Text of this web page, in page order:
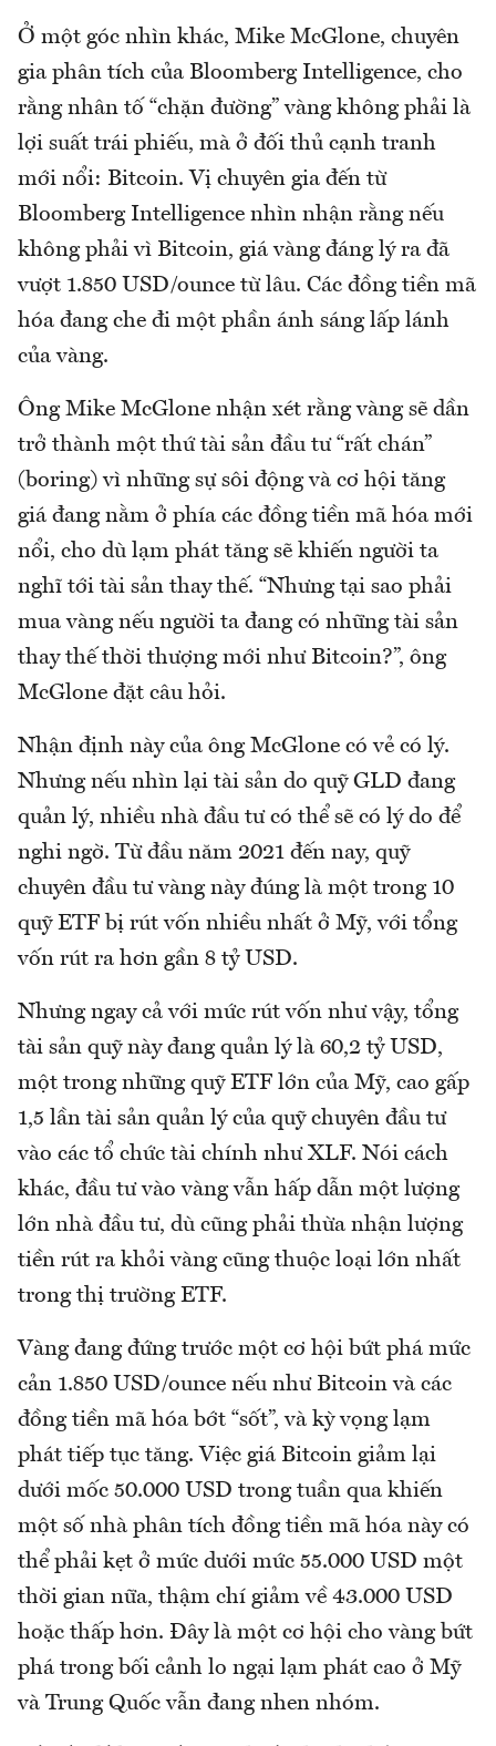
Ở một góc nhìn khác, Mike McGlone, chuyên
gia phân tích của Bloomberg Intelligence, cho
rằng nhân tố “chặn đường” vàng không phải là
lợi suất trái phiếu, mà ở đối thủ cạnh tranh
mới nổi: Bitcoin. Vị chuyên gia đến từ
Bloomberg Intelligence nhìn nhận rằng nếu
không phải vì Bitcoin, giá vàng đáng lý ra đã
vượt 1.850 USD/ounce từ lâu. Các đồng tiền mã
hóa đang che đi một phần ánh sáng lấp lánh
của vàng.
Ông Mike McGlone nhận xét rằng vàng sẽ dần
trở thành một thứ tài sản đầu tư “rất chán”
(boring) vì những sự sôi động và cơ hội tăng
giá đang nằm ở phía các đồng tiền mã hóa mới
nổi, cho dù lạm phát tăng sẽ khiến người ta
nghĩ tới tài sản thay thế. “Nhưng tại sao phải
mua vàng nếu người ta đang có những tài sản
thay thế thời thượng mới như Bitcoin?”, ông
McGlone đặt câu hỏi.
Nhận định này của ông McGlone có vẻ có lý.
Nhưng nếu nhìn lại tài sản do quỹ GLD đang
quản lý, nhiều nhà đầu tư có thể sẽ có lý do để
nghi ngờ. Từ đầu năm 2021 đến nay, quỹ
chuyên đầu tư vàng này đúng là một trong 10
quỹ ETF bị rút vốn nhiều nhất ở Mỹ, với tổng
vốn rút ra hơn gần 8 tỷ USD.
Nhưng ngay cả với mức rút vốn như vậy, tổng
tài sản quỹ này đang quản lý là 60,2 tỷ USD,
một trong những quỹ ETF lớn của Mỹ, cao gấp
1,5 lần tài sản quản lý của quỹ chuyên đầu tư
vào các tổ chức tài chính như XLF. Nói cách
khác, đầu tư vào vàng vẫn hấp dẫn một lượng
lớn nhà đầu tư, dù cũng phải thừa nhận lượng
tiền rút ra khỏi vàng cũng thuộc loại lớn nhất
trong thị trường ETF.
Vàng đang đứng trước một cơ hội bứt phá mức
cản 1.850 USD/ounce nếu như Bitcoin và các
đồng tiền mã hóa bớt “sốt”, và kỳ vọng lạm
phát tiếp tục tăng. Việc giá Bitcoin giảm lại
dưới mốc 50.000 USD trong tuần qua khiến
một số nhà phân tích đồng tiền mã hóa này có
thể phải kẹt ở mức dưới mức 55.000 USD một
thời gian nữa, thậm chí giảm về 43.000 USD
hoặc thấp hơn. Đây là một cơ hội cho vàng bứt
phá trong bối cảnh lo ngại lạm phát cao ở Mỹ
và Trung Quốc vẫn đang nhen nhóm.